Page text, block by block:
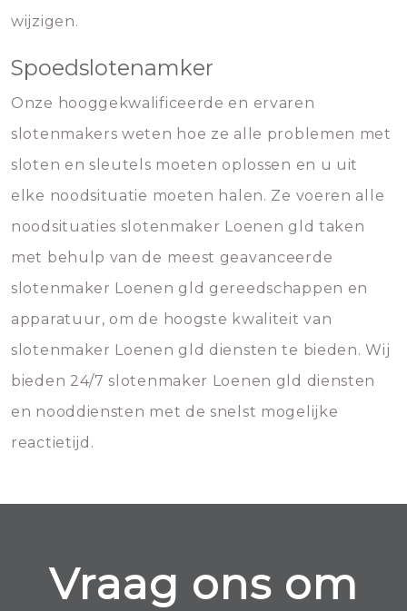
wijzigen.
Spoedslotenamker
Onze hooggekwalificeerde en ervaren
slotenmakers weten hoe ze alle problemen met
sloten en sleutels moeten oplossen en u uit
elke noodsituatie moeten halen. Ze voeren alle
noodsituaties slotenmaker Loenen gld taken
met behulp van de meest geavanceerde
slotenmaker Loenen gld gereedschappen en
apparatuur, om de hoogste kwaliteit van
slotenmaker Loenen gld diensten te bieden. Wij
bieden 24/7 slotenmaker Loenen gld diensten
en nooddiensten met de snelst mogelijke
reactietijd.
Vraag ons om